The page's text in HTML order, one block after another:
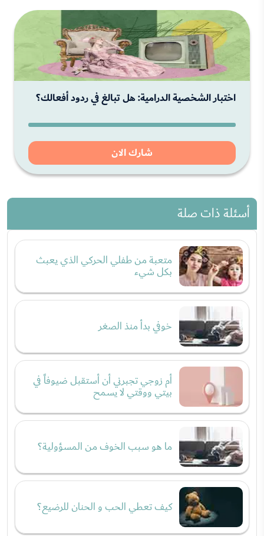
اختبار الشخصية الدرامية: هل تبالغ في ردود أفعالك؟
شارك الان
أسئلة ذات صلة
متعبة من طفلي الحركي الذي يعبث
بكل شيء
خوفي بدأ منذ الصغر
أم زوجي تجبرني أن أستقبل ضيوفاً في
بيتي ووقتي لا يسمح
ما هو سبب الخوف من المسؤولية؟
كيف تعطي الحب و الحنان للرضيع؟